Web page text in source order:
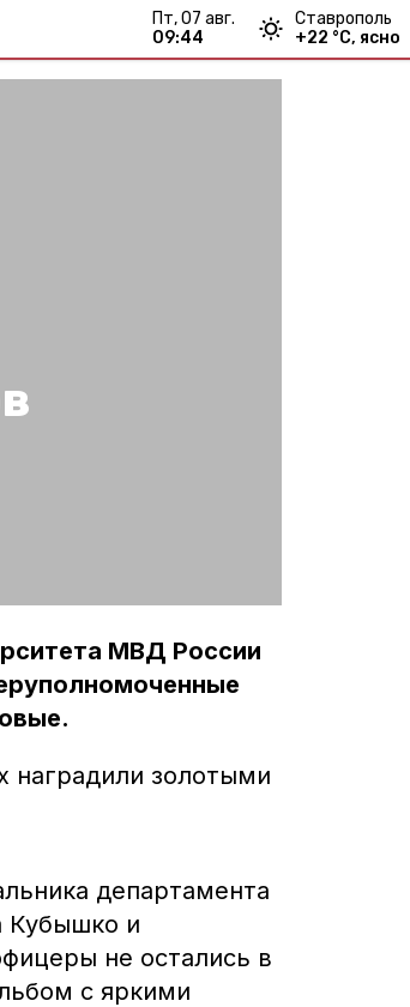
пт, 07 авг.
09:44
Ставрополь
+22 °С, ясно
МВД России
наградили золотыми
департамента
Кубышко и
не остались в
с яркими